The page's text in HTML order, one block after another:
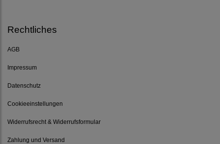
Rechtliches
AGB
Impressum
Datenschutz
Cookieeinstellungen
Widerrufsrecht & Widerrufsformular
Zahlung und Versand